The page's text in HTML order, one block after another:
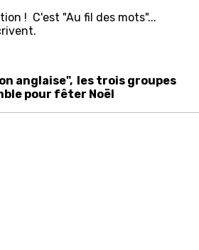
! C'est "Au fil des mots"...
anglaise", les trois groupes
pour fêter Noël